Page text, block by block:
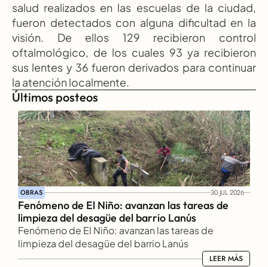
salud realizados en las escuelas de la ciudad,
fueron detectados con alguna dificultad en la
visión. De ellos 129 recibieron control
oftalmológico, de los cuales 93 ya recibieron
sus lentes y 36 fueron derivados para continuar
la atención localmente.
Últimos posteos
OBRAS 30 JUL 2026
Fenómeno de El Niño: avanzan las tareas de
limpieza del desagüe del barrio Lanús
Fenómeno de El Niño: avanzan las tareas de
limpieza del desagüe del barrio Lanús
LEER MÁS
LEER MÁS